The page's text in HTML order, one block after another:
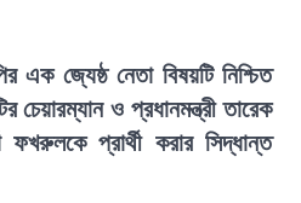
জ্যেষ্ঠ নেতা বিষয়টি নিশ্চিত
চেয়ারম্যান ও প্রধানমন্ত্রী তারেক
ফখরুলকে প্রার্থী করার সিদ্ধান্ত